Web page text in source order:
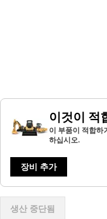
이것이 적
이 부품이 적합하
하십시오.
장비 추가
생산 중단됨